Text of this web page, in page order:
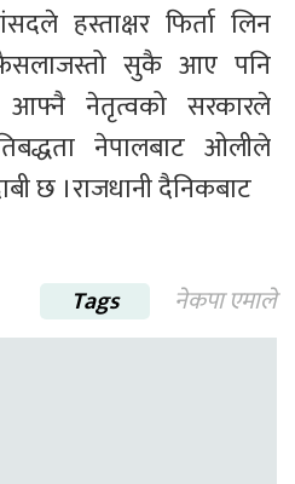
हस्ताक्षर फिर्ता लिन
फैसलाजस्तो सुकै आए पनि
आफ्नै नेतृत्वको सरकारले
नेपालबाट ओलीले
छ ।राजधानी दैनिकबाट
Tags नेकपा एमाले